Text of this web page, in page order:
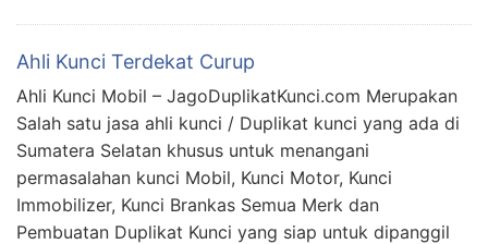
Ahli Kunci Terdekat Curup
Ahli Kunci Mobil – JagoDuplikatKunci.com Merupakan
Salah satu jasa ahli kunci / Duplikat kunci yang ada di
Sumatera Selatan khusus untuk menangani
permasalahan kunci Mobil, Kunci Motor, Kunci
Immobilizer, Kunci Brankas Semua Merk dan
Pembuatan Duplikat Kunci yang siap untuk dipanggil